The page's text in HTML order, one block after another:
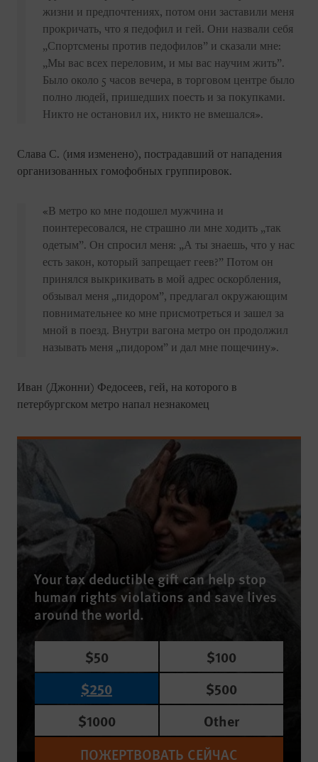
жизни и предпочтениях, потом они заставили меня
прокричать, что я педофил и гей. Они назвали себя
„Спортсмены против педофилов” и сказали мне:
„Мы вас всех переловим, и мы вас научим жить”.
Было около 5 часов вечера, в торговом центре было
полно людей, пришедших поесть и за покупками.
Никто не остановил их, никто не вмешался».
Слава С. (имя изменено), пострадавший от нападения
организованных гомофобных группировок.
«В метро ко мне подошел мужчина и
поинтересовался, не страшно ли мне ходить „так
одетым”. Он спросил меня: „А ты знаешь, что у нас
есть закон, который запрещает геев?” Потом он
принялся выкрикивать в мой адрес оскорбления,
обзывал меня „пидором”, предлагал окружающим
повнимательнее ко мне присмотреться и зашел за
мной в поезд. Внутри вагона метро он продолжил
называть меня „пидором” и дал мне пощечину».
Иван (Джонни) Федосеев, гей, на которого в
петербургском метро напал незнакомец
Your tax deductible gift can help stop
human rights violations and save lives
around the world.
$50
$100
$250
$500
$1000
Other
ПОЖЕРТВОВАТЬ СЕЙЧАС